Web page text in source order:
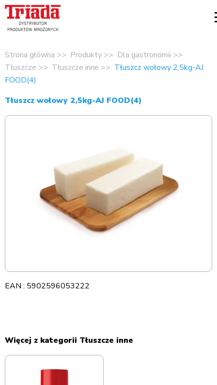
Strona główna Produkty
Dla gastronomii
Tłuszcze
Tłuszcze inne
Tłuszcz wołowy 2,5kg-AJ
FOOD(4)
Tłuszcz wołowy 2,5kg-AJ FOOD(4)
EAN : 5902596053222
Więcej z kategorii Tłuszcze inne